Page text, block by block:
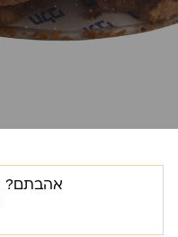
אהבתם?